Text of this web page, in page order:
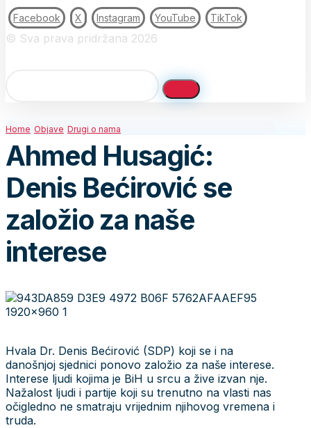
Facebook X Instagram YouTube TikTok
© Sva prava pridržana 2026
Home Objave Drugi o nama
Ahmed Husagić:
Denis Bećirović se
založio za naše
interese
Hvala Dr. Denis Bećirović (SDP) koji se i na
danošnjoj sjednici ponovo založio za naše interese.
Interese ljudi kojima je BiH u srcu a žive izvan nje.
Nažalost ljudi i partije koji su trenutno na vlasti nas
očigledno ne smatraju vrijednim njihovog vremena i
truda.